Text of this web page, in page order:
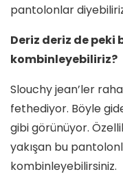
pantolonlar
Deriz deriz de peki
kombinleyebiliriz?
Slouchy jean’ler
fethediyor. Böyle
gibi görünüyor.
yakışan bu
kombinleyebilirsiniz.